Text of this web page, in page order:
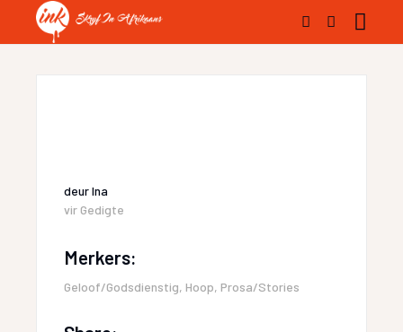
deurIna
vir Gedigte
Merkers:
Geloof/Godsdienstig, Hoop, Prosa/Stories